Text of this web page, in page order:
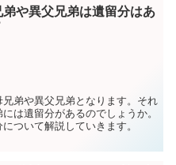
弟や異父兄弟は遺留分はあ
弟や異父兄弟となります。それ
は遺留分があるのでしょうか。
ついて解説していきます。